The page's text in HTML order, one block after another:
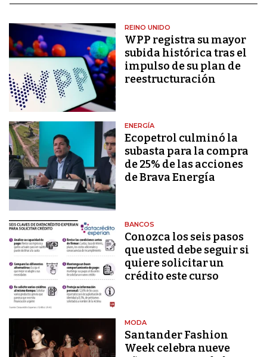
REINO UNIDO
WPP registra su mayor
subida histórica tras el
impulso de su plan de
reestructuración
ENERGÍA
Ecopetrol culminó la
subasta para la compra
de 25% de las acciones
de Brava Energía
BANCOS
Conozca los seis pasos
que usted debe seguir si
quiere solicitar un
crédito este curso
MODA
Santander Fashion
Week celebra nueve